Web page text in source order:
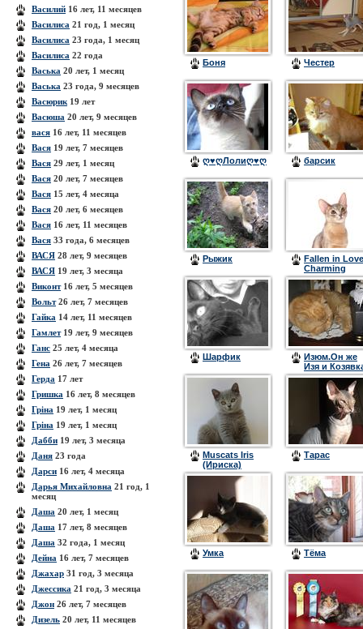
Василий 16 лет, 11 месяцев
Василиса 21 год, 1 месяц
Василиса 23 года, 1 месяц
Василиса 22 года
Васька 20 лет, 1 месяц
Васька 23 года, 9 месяцев
Васюрик 19 лет
Васюша 20 лет, 9 месяцев
вася 16 лет, 11 месяцев
Вася 19 лет, 7 месяцев
Вася 29 лет, 1 месяц
Вася 20 лет, 7 месяцев
Вася 15 лет, 4 месяца
Вася 20 лет, 6 месяцев
Вася 16 лет, 11 месяцев
Вася 33 года, 6 месяцев
ВАСЯ 28 лет, 9 месяцев
ВАСЯ 19 лет, 3 месяца
Виконт16 лет, 5 месяцев
Вольт26 лет, 7 месяцев
Гайка 14 лет, 11 месяцев
Гамлет19 лет, 9 месяцев
Ганс 25 лет, 4 месяца
Гена 26 лет, 7 месяцев
Герда 17 лет
Гришка 16 лет, 8 месяцев
Гріна 19 лет, 1 месяц
Гріна 19 лет, 1 месяц
Дабби 19 лет, 3 месяца
Даня 23 года
Дарси 16 лет, 4 месяца
Дарья Михайловна 21 год, 1
месяц
Даша 20 лет, 1 месяц
Даша 17 лет, 8 месяцев
Даша 32 года, 1 месяц
Дейна 16 лет, 7 месяцев
Джахар 31 год, 3 месяца
Джессика 21 год, 3 месяца
Джон 26 лет, 7 месяцев
Дизель 20 лет, 11 месяцев
Боня Честер
ღ♥ღЛолиღ♥ღ барсик
Рыжик
Fallen in Love
Charming
Angel
Шарфик
Изюм.Он же
Изя и
Muscats Iris
(Ириска)
Тарас
Умка Тёма